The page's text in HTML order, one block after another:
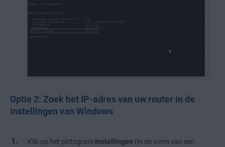
Optie 2: Zoek het IP-adres van uw router in de
instellingen van Windows
Klik op het pictogram Instellingen (in de vorm van een